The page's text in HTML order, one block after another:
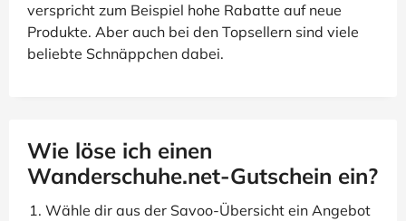
verspricht zum Beispiel hohe Rabatte auf neue
Produkte. Aber auch bei den Topsellern sind viele
beliebte Schnäppchen dabei.
Wie löse ich einen
Wanderschuhe.net-Gutschein ein?
Wähle dir aus der Savoo-Übersicht ein Angebot